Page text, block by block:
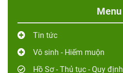
Menu
Tin tức
Vô sinh - Hiếm muộn
Hồ Sơ - Thủ tục - Quy định